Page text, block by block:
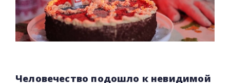
Человечество подошло к невидимой